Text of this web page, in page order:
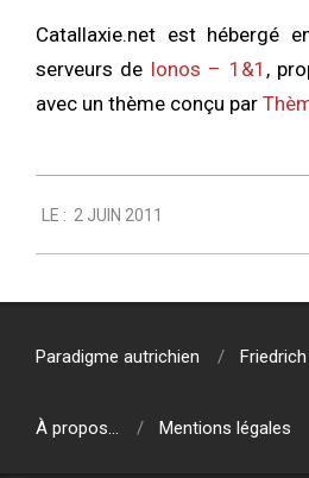
Catallaxie.net est hébergé
serveurs de Ionos – 1&1 ,
avec un thème conçu par
06-
02
LE : 2 JUIN 2011
Paradigme autrichien
À propos… Mentions légales